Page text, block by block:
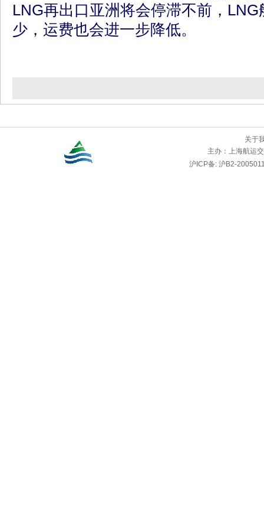
LNG再出口亚洲将会停滞不前，
少，运费也会进一步降低。
关于
主办： 上海航运
沪ICP备: 沪B2-